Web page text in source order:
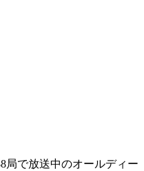
局で放送中のオールディー